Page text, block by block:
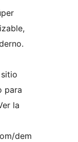
para
la
dem